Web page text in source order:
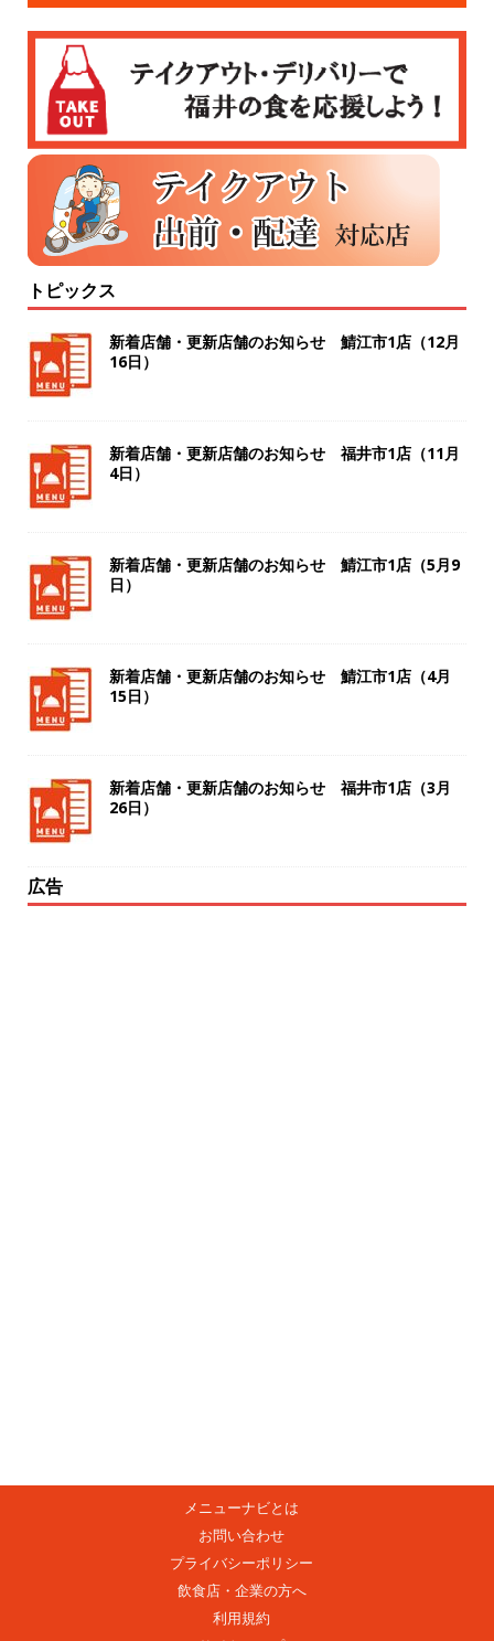
トピックス
新着店舗・更新店舗のお知らせ 鯖江市1店（12月
16日）
新着店舗・更新店舗のお知らせ 福井市1店（11月
4日）
新着店舗・更新店舗のお知らせ 鯖江市1店（5月9
日）
新着店舗・更新店舗のお知らせ 鯖江市1店（4月
15日）
新着店舗・更新店舗のお知らせ 福井市1店（3月
26日）
広告
メニューナビとは
お問い合わせ
プライバシーポリシー
飲食店・企業の方へ
利用規約